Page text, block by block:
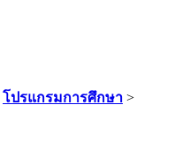
โปรแกรมการศึกษา >